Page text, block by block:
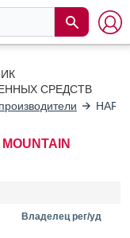
СРЕДСТВ
Владелец рег/уд